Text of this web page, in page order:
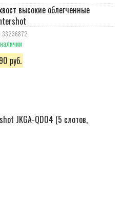
высокие облегченные
33236872
руб.